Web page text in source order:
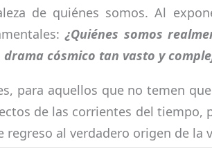
de quiénes somos. Al
¿Quiénes somos
cósmico tan vasto y
para aquellos que no temen
de las corrientes del
al verdadero origen de la